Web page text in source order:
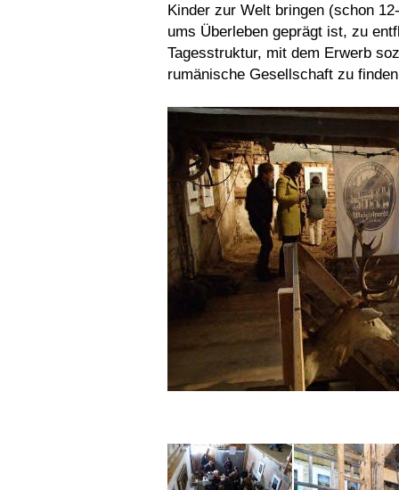
Kinder zur Welt bringen (schon
ums Überleben geprägt ist, zu
Tagesstruktur, mit dem Erwerb
rumänische Gesellschaft zu